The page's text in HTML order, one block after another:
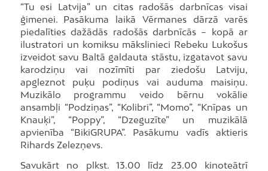
“Tu esi Latvija” un citas radošās darbnīcas visai
ģimenei. Pasākuma laikā Vērmanes dārzā varēs
piedalīties dažādās radošās darbnīcās – kopā ar
ilustratori un komiksu mākslinieci Rebeku Lukošus
izveidot savu Baltā galdauta stāstu, izgatavot savu
karodziņu vai nozīmīti par ziedošu Latviju,
apgleznot puķu podiņus vai auduma maisiņu.
Muzikālo programmu veido bērnu vokālie
ansambļi “Podziņas”, “Kolibri”, “Momo”, “Knīpas un
Knauķi”, “Poppy”, “Dzeguzīte” un muzikālā
apvienība “BikiGRUPA”. Pasākumu vadīs aktieris
Rihards Zelezņevs.
Savukārt no plkst. 13.00 līdz 23.00 kinoteātrī